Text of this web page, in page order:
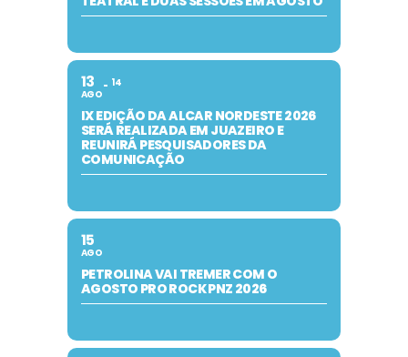
13
AGO
14
IX EDIÇÃO DA ALCAR NORDESTE 2026
SERÁ REALIZADA EM JUAZEIRO E
REUNIRÁ PESQUISADORES DA
COMUNICAÇÃO
15
AGO
PETROLINA VAI TREMER COM O
AGOSTO PRO ROCK PNZ 2026